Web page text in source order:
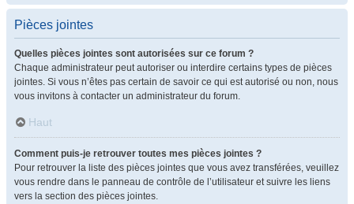
Pièces jointes
Quelles pièces jointes sont autorisées sur ce forum ?
Chaque administrateur peut autoriser ou interdire certains types de pièces
jointes. Si vous n’êtes pas certain de savoir ce qui est autorisé ou non, nous
vous invitons à contacter un administrateur du forum.
Haut
Comment puis-je retrouver toutes mes pièces jointes ?
Pour retrouver la liste des pièces jointes que vous avez transférées, veuillez
vous rendre dans le panneau de contrôle de l’utilisateur et suivre les liens
vers la section des pièces jointes.